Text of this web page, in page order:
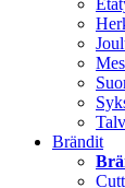
Brändit